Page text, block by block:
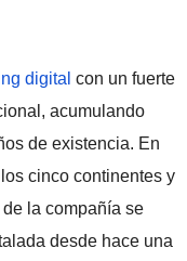
digital con un fuerte
acumulando
de existencia. En
cinco continentes y
la compañía se
desde hace una